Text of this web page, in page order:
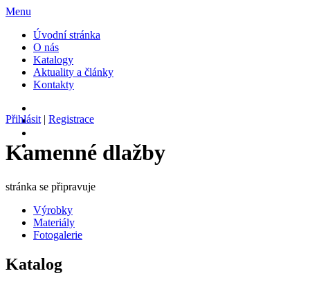
Menu
Úvodní stránka
O nás
Katalogy
Aktuality a články
Kontakty
Přihlásit | Registrace
Kamenné dlažby
stránka se připravuje
Výrobky
Materiály
Fotogalerie
Katalog